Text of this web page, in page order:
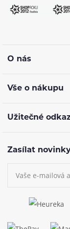
O nás
Vše o nákupu
Užitečné
Zasílat